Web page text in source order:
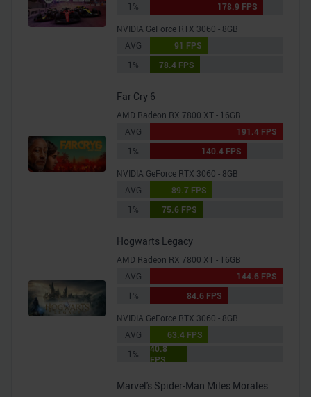
1%
178.9 FPS
NVIDIA GeForce RTX 3060 - 8GB
AVG
91 FPS
1%
78.4 FPS
Far Cry 6
AMD Radeon RX 7800 XT - 16GB
AVG
191.4 FPS
1%
140.4 FPS
NVIDIA GeForce RTX 3060 - 8GB
AVG
89.7 FPS
1%
75.6 FPS
Hogwarts Legacy
AMD Radeon RX 7800 XT - 16GB
AVG
144.6 FPS
1%
84.6 FPS
NVIDIA GeForce RTX 3060 - 8GB
AVG
63.4 FPS
1%
40.8
FPS
Marvel's Spider-Man Miles Morales